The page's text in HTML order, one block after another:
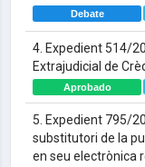
Debate
4. Expedient 514/
Extrajudicial de
Aprobado
5. Expedient 795/
substitutori de la
en seu electrònica